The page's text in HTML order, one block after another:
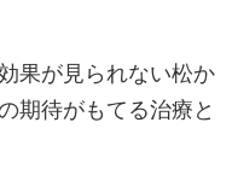
果が見られない松か
期待がもてる治療と